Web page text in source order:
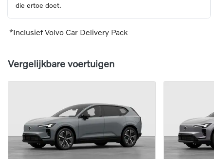
die ertoe doet.
*Inclusief Volvo Car Delivery Pack
Vergelijkbare voertuigen